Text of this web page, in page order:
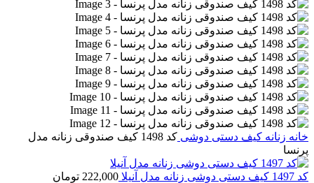
خانه زنانه کیف دستی دوشی
کد 1498 کیف صندوقی زنانه مدل
پرنسا
کد 1497 کیف دستی دوشی زنانه مدل آنیلا 222,000 تومان